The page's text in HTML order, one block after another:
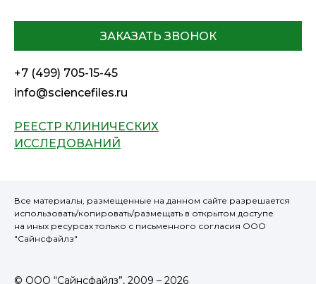
ЗАКАЗАТЬ ЗВОНОК
+7 (499) 705-15-45
info@sciencefiles.ru
РЕЕСТР КЛИНИЧЕСКИХ
ИССЛЕДОВАНИЙ
Все материалы, размещенные на данном сайте разрешается
использовать/копировать/размещать в открытом доступе
на иных ресурсах только с письменного согласия ООО
"Сайнсфайлз"
© ООО “Сайнсфайлз”, 2009 – 2026